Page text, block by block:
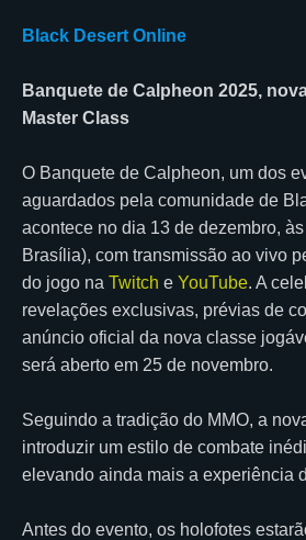
Black Desert Online
Banquete de Calpheon 2025,
Master Class
O Banquete de Calpheon, um dos
aguardados pela comunidade de
acontece no dia 13 de dezembro,
Brasília), com transmissão ao vivo
do jogo na Twitch e YouTube. A
revelações exclusivas, prévias de
anúncio oficial da nova classe
será aberto em 25 de novembro.
Seguindo a tradição do MMO, a
introduzir um estilo de combate
elevando ainda mais a experiência
Antes do evento, os holofotes